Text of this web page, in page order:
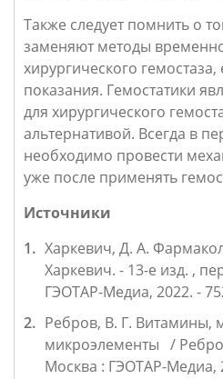
Также следует помнить о
заменяют методы
хирургического
показания. Гемостатики
для хирургического
альтернативой. Всегда в
необходимо провести
уже после применять
Источники
Харкевич, Д. А.
Харкевич. - 13-е изд. ,
ГЭОТАР-Медиа, 2022. -
Ребров, В. Г. Витамины,
микроэлементы   /
Москва : ГЭОТАР-Медиа,